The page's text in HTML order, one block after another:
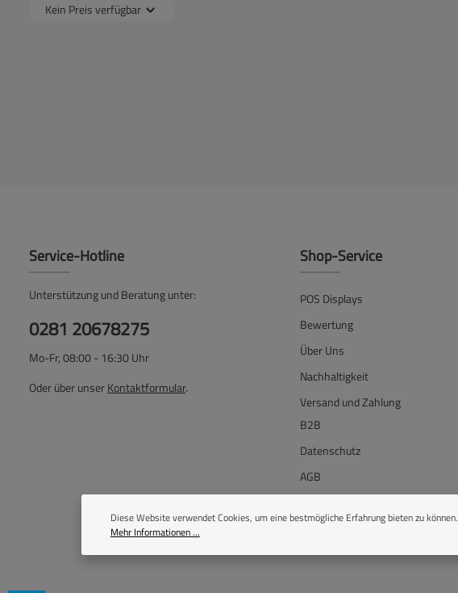
Kein Preis verfügbar
Service-Hotline
Unterstützung und Beratung unter:
0281 20678275
Mo-Fr, 08:00 - 16:30 Uhr
Oder über unserKontaktformular.
Shop-Service
POS Displays
Bewertung
Über Uns
Nachhaltigkeit
Versand und Zahlung
B2B
Datenschutz
AGB
Impressum
Diese Website verwendet Cookies, um eine bestmögliche Erfahrung bieten zu können.
Mehr Informationen ...